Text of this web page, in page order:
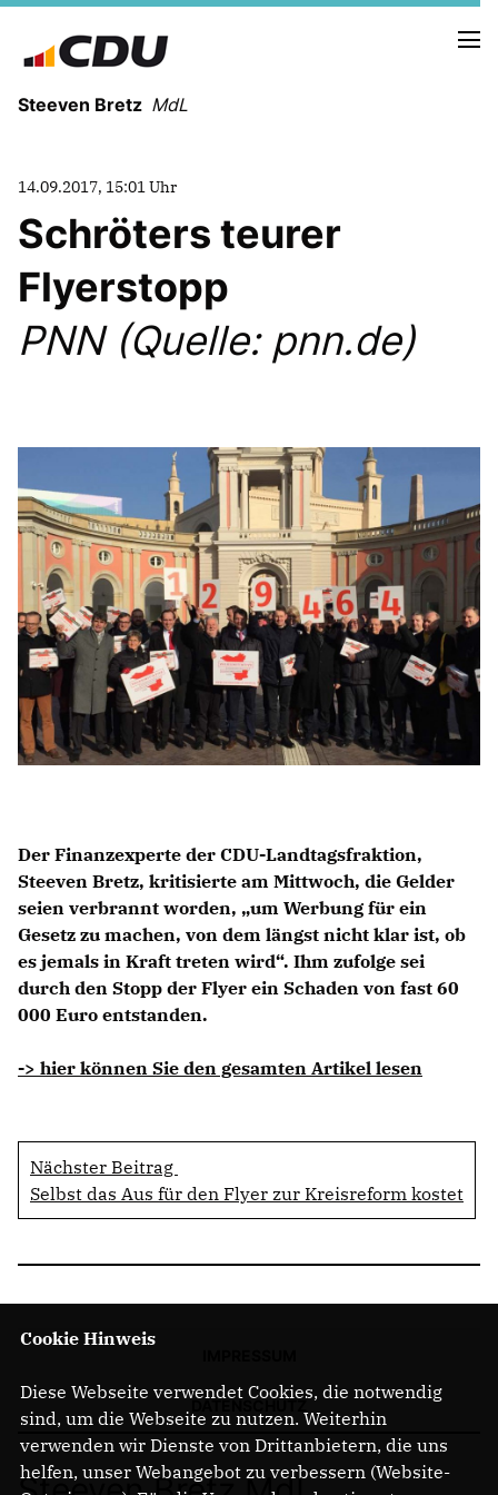
Steeven Bretz MdL
WAHLKREISBESUCHE
PRESSEFOTOS
MEIN BÜRGERBÜRO
ZIELE
Redebeiträge
Anträge CDU
Kleine Anfragen
CDU Deutschland
CDU Fraktion im Brandenburger Landtag
CDU Brandenburg
CDU Potsdam
14.09.2017, 15:01 Uhr
Schröters teurer
Flyerstopp
PNN (Quelle: pnn.de)
Der Finanzexperte der CDU-Landtagsfraktion,
Steeven Bretz, kritisierte am Mittwoch, die Gelder
seien verbrannt worden, „um Werbung für ein
Gesetz zu machen, von dem längst nicht klar ist, ob
es jemals in Kraft treten wird“. Ihm zufolge sei
durch den Stopp der Flyer ein Schaden von fast 60
000 Euro entstanden.
-> hier können Sie den gesamten Artikel lesen
Nächster Beitrag
Selbst das Aus für den Flyer zur Kreisreform kostet
Cookie Hinweis
Diese Webseite verwendet Cookies, die notwendig
sind, um die Webseite zu nutzen. Weiterhin
verwenden wir Dienste von Drittanbietern, die uns
helfen, unser Webangebot zu verbessern (Website-